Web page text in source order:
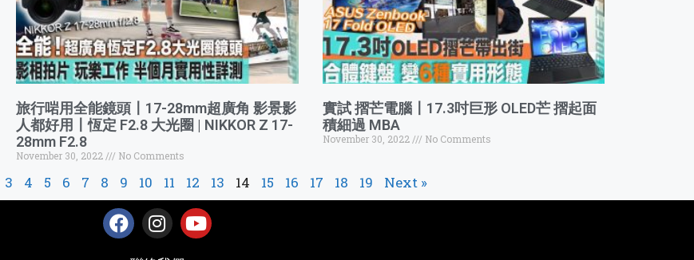
旅行啱用全能鏡頭〡17-28mm超廣角 影景影
人都好用〡恆定 F2.8 大光圈 | NIKKOR Z 17-
28mm F2.8
November 30, 2022 No Comments
實試 摺芒電腦〡17.3吋巨形 OLED芒 摺起面
積細過 MBA
November 30, 2022 No Comments
3 4 5 6 7 8 9 10 11 12 13 14 15 16 17 18 19 Next »